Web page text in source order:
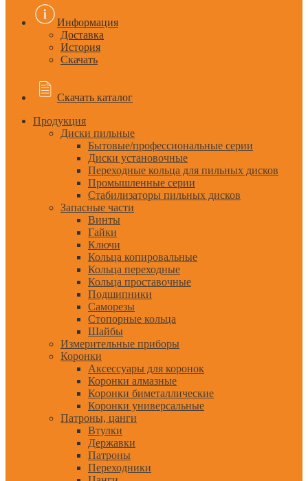
Информация
Доставка
История
Скачать
Скачать каталог
Продукция
Диски пильные
Бытовые/профессиональные серии
Диски установочные
Переходные кольца для пильных дисков
Промышленные серии
Стабилизаторы пильных дисков
Запасные части
Винты
Гайки
Ключи
Кольца копировальные
Кольца переходные
Кольца проставочные
Подшипники
Саморезы
Стопорные кольца
Шайбы
Измерительные приборы
Коронки
Аксессуары для коронок
Коронки алмазные
Коронки биметаллические
Коронки универсальные
Патроны, цанги
Втулки
Державки
Патроны
Переходники